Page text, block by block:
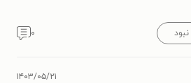
۰
۱۴۰۳/۰۵/۲۱